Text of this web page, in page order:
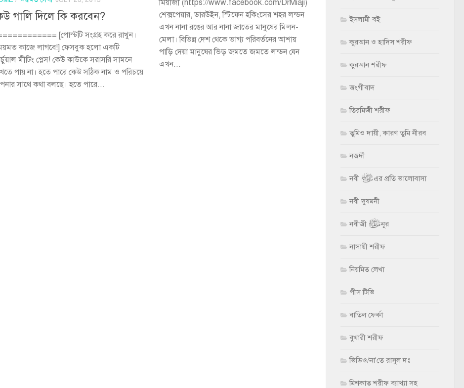
গালি দিলে কি করবেন?
[পোস্টটি সংগ্রহ করে রাখুন।
কাজে লাগবে!] ফেসবুক হলো একটি
মীটিং প্লেস! কেউ কাউকে সরাসরি সামনে
পায় না। হতে পারে কেউ সঠিক নাম ও পরিচয়ে
সাথে কথা বলছে। হতে পারে...
মিয়াজী (https://www.facebook.com/DrMiaji)
শেক্সপেয়ার, ডারউইন, স্টিফেন হকিংসের শহর লন্ডন
এখন নানা রঙের আর নানা জাতের মানুষের মিলন-
মেলা। বিভিন্ন দেশ থেকে ভাগ্য পরিবর্তনের আশায়
পাড়ি দেয়া মানুষের ভিড় জমতে জমতে লন্ডন যেন
এখন...
ইসলামী বই
কুরআন ও হাদিস শরীফ
কুরআন শরীফ
জংগীবাদ
তিরমিজী শরীফ
তুমিও দায়ী, কারণ তুমি নীরব
নজদী
নবী ﷺ এর প্রতি ভালোবাসা
নবী দুষমনী
নবীজী ﷺ নূর
নাসায়ী শরীফ
নিয়মিত লেখা
পীস টিভি
বাতিল ফের্কা
বুখারী শরীফ
ভিডিও/না'তে রাসুল দঃ
মিশকাত শরীফ ব্যাখ্যা সহ